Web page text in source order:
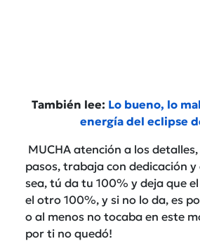
También lee: Lo bueno, lo
energía del eclipse
MUCHA atención a los
pasos, trabaja con dedicación y
sea, tú da tu 100% y deja que
el otro 100%, y si no lo da, es
o al menos no tocaba en este
por ti no quedó!